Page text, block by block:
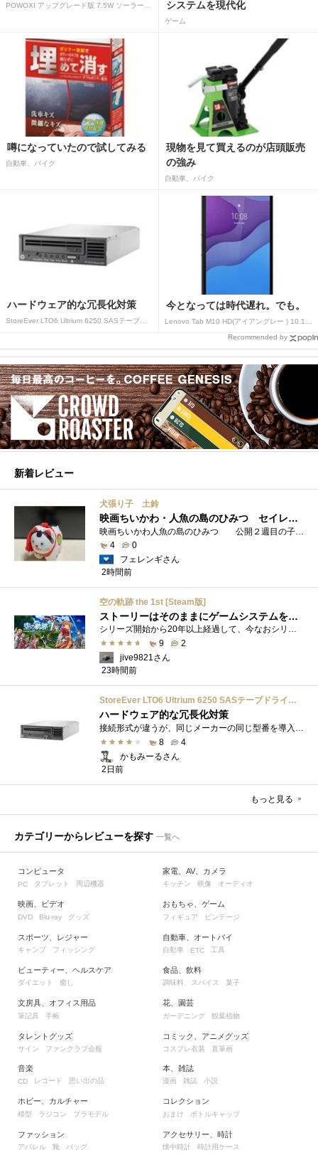
システムを現代化
ゲーム
噂になっていたので試してみる
自動車、バイク
現物を見て買えるのが店頭販売
の強み
自動車、バイク
ハードウェア的な冗長化対策
StoreEver LTO6 Ultrium 6250 SASテープドライブ(内蔵型)
今となっては時代遅れ。でも。
Recommended by
新着レビュー
犬張り子 土鈴
映画ちいかわ・人魚の島のひみつ セイレーンのモデルは犬だった？
4
0
フェレンギさん
2時間前
空の軌跡 the 1st [Steam版]
ストーリーはそのままにゲームシステムを現代化
シリーズ開始から20年以上経過して、今なおシリーズの完結が見えてこない日本ファルコムのストーリーRPG、「英雄伝説軌跡シリーズ」。シリーズ...
9
2
jive9821さん
23時間前
StoreEver LTO6 Ultrium 6250 SASテープドライブ(内蔵型)
ハードウェア的な冗長化対策
接続形式が違うが、同じメーカーの同じ型番を導入しています。製品としてのレビューは下記の方で行っています。いざ使おうとしたときに故障�...
8
4
かもみーるさん
2日前
もっと見る
カテゴリーからレビューを探す 一覧へ
コンピュータ
PC タブレット 周辺機器
映画、ビデオ
DVD Blu-ray グッズ
スポーツ、レジャー
キャンプ フィッシング
ビューティー、ヘルスケア
ダイエット 癒し
文房具、オフィス用品
筆記具 手帳
タレントグッズ
サイン ファンクラブ会報
家電、AV、カメラ
キッチン 映像 オーディオ
おもちゃ、ゲーム
フィギュア ビンテージ
自動車、オートバイ
自動車 ETC 工具
食品、飲料
調味料、スパイス 菓子
花、園芸
ガーデニング 観葉植物
コミック、アニメグッズ
コスプレ衣装 直筆画
音楽
CD レコード 思い出の品
ホビー、カルチャー
模型 ラジコン プラモデル
ファッション
アパレル 靴 バッグ
本、雑誌
漫画 雑誌 小説
コレクション
おまけ ボトルキャップ
アクセサリー、時計
懐中時計 時計用ケース